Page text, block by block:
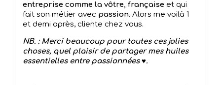
entreprise comme la vôtre, française et qui
fait son métier avec passion. Alors me voilà 1
et demi après, cliente chez vous.
NB. : Merci beaucoup pour toutes ces jolies
choses, quel plaisir de partager mes huiles
essentielles entre passionnées ♥.